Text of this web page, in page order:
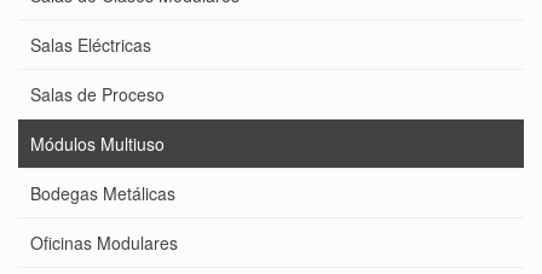
Salas Eléctricas
Salas de Proceso
Módulos Multiuso
Bodegas Metálicas
Oficinas Modulares